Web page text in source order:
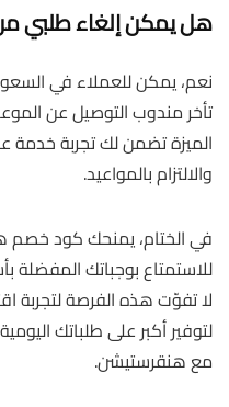
هل يمكن إلغاء طلبي
نعم، يمكن للعملاء في
الميزة تضمن لك تجربة خدمة
والالتزام بالمواعيد.
للاستمتاع بوجباتك
لا تفوّت هذه الفرصة لتجربة
لتوفير أكبر على طلباتك
مع هنقرستيشن.